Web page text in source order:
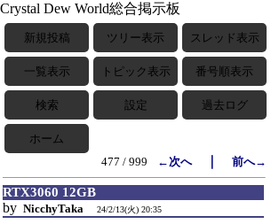
Crystal Dew World総合掲示板
新規投稿 ツリー表示 スレッド表示
一覧表示 トピック表示 番号順表示
検索 設定 過去ログ
ホーム
477 / 999
←次へ｜ 前へ→
RTX3060 12GB
by NicchyTaka 24/2/13(火) 20:35